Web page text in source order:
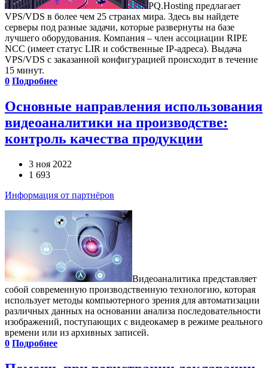
PQ.Hosting предлагает
VPS/VDS в более чем 25 странах мира. Здесь вы найдете
серверы под разные задачи, которые развернуты на базе
лучшего оборудования. Компания – член ассоциации RIPE
NCC (имеет статус LIR и собственные IP-адреса). Выдач­а
VPS/VDS с заказанной конфигурацией происходит в течение
15 минут.
0 Подробнее
Основные направления использования
видеоаналитики на производстве:
контроль качества продукции
3 ноя 2022
1 693
Информация от партнёров
Видеоаналитика представляет
собой современную производственную технологию, которая
использует методы компьютерного зрения для автоматизации
различных данных на основании анализа последовательности
изображений, поступающих с видеокамер в режиме реального
времени или из архивных записей.
0 Подробнее